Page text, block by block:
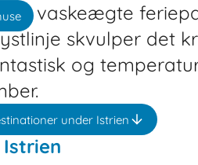
et vaskeægte
skvulper det
og
under Istrien